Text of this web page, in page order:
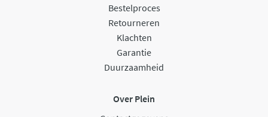
Bestelproces
Retourneren
Klachten
Garantie
Duurzaamheid
Over Plein